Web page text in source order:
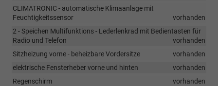
CLIMATRONIC - automatische Klimaanlage mit
Feuchtigkeitssensor
vorhanden
2 - Speichen Multifunktions - Lederlenkrad mit Bedientasten für
Radio und Telefon
vorhanden
Sitzheizung vorne - beheizbare Vordersitze
vorhanden
elektrische Fensterheber vorne und hinten
vorhanden
Regenschirm
vorhanden